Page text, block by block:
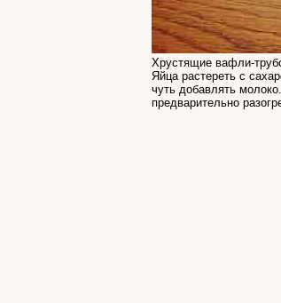
Хрустящие вафли-
Яйца растереть с
чуть добавлять
предварительно